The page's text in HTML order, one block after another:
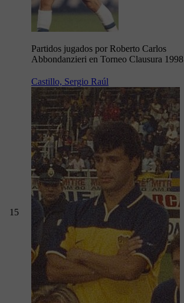
Partidos jugados por Roberto Carlos
Abbondanzieri en Torneo Clausura 1998
15
Castillo, Sergio Raúl